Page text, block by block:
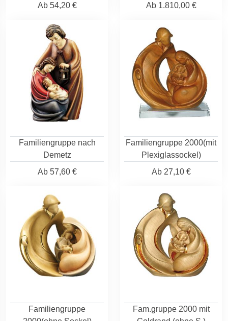
Ab54,20 € Ab1.810,00 €
Familiengruppe nach
Demetz
Ab57,60 €
Familiengruppe 2000(mit
Plexiglassockel)
Ab27,10 €
Familiengruppe
Fam.gruppe 2000 mit